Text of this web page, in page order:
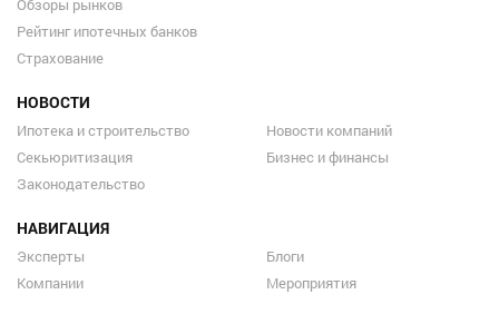
Обзоры рынков
Рейтинг ипотечных банков
Страхование
НОВОСТИ
Ипотека и строительство
Секьюритизация
Законодательство
Новости компаний
Бизнес и финансы
НАВИГАЦИЯ
Эксперты
Компании
Блоги
Мероприятия